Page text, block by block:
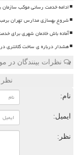
ادامه خدمت رسانی موکب سازمان
شروع بهسازی مدارس تهران
آماده باش خادمان شهری برای
هشدار درباره ی ساخت کلانتری
نظرات بینندگان در
نام:
ایمیل:
نظر: